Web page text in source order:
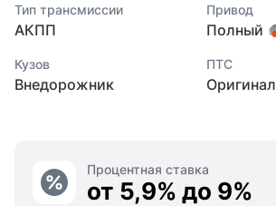
Тип трансмиссии
АКПП
Привод
Полный
Кузов
Внедорожник
ПТС
Оригинал
Процентная ставка
от 5,9% до 9%